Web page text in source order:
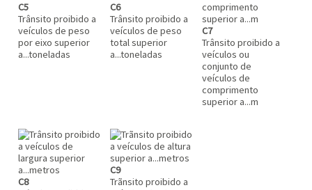
C5
Trânsito proibido a
veículos de peso
por eixo superior
a...toneladas
C6
Trânsito proibido a
veículos de peso
total superior
a...toneladas
C7
Trânsito proibido a
veículos ou
conjunto de
veículos de
comprimento
superior a...m
C8
C9
Trãnsito proibido a